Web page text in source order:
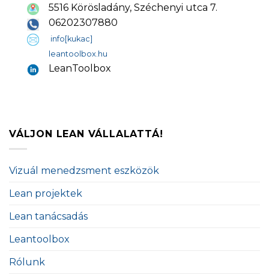
5516 Körösladány, Széchenyi utca 7.
06202307880
info[kukac]
leantoolbox.hu
LeanToolbox
VÁLJON LEAN VÁLLALATTÁ!
Vizuál menedzsment eszközök
Lean projektek
Lean tanácsadás
Leantoolbox
Rólunk